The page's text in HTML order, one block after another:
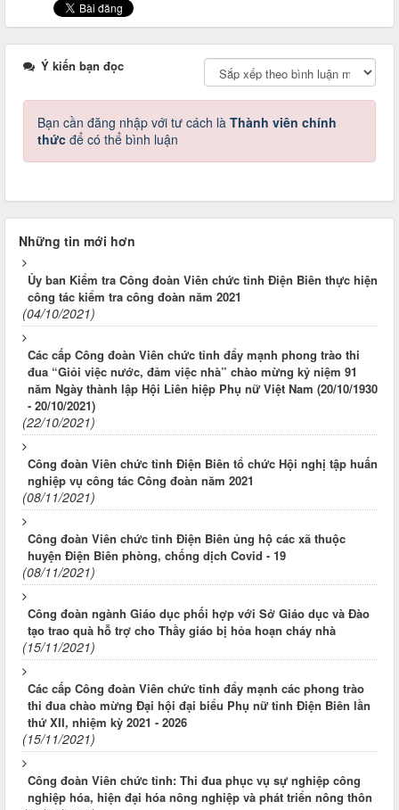
Ý kiến bạn đọc
Bạn cần đăng nhập với tư cách là Thành viên chính
thức để có thể bình luận
Những tin mới hơn
Ủy ban Kiểm tra Công đoàn Viên chức tỉnh Điện Biên thực hiện
công tác kiểm tra công đoàn năm 2021
(04/10/2021)
Các cấp Công đoàn Viên chức tỉnh đẩy mạnh phong trào thi
đua “Giỏi việc nước, đảm việc nhà” chào mừng kỷ niệm 91
năm Ngày thành lập Hội Liên hiệp Phụ nữ Việt Nam (20/10/1930
- 20/10/2021)
(22/10/2021)
Công đoàn Viên chức tỉnh Điện Biên tổ chức Hội nghị tập huấn
nghiệp vụ công tác Công đoàn năm 2021
(08/11/2021)
Công đoàn Viên chức tỉnh Điện Biên ủng hộ các xã thuộc
huyện Điện Biên phòng, chống dịch Covid - 19
(08/11/2021)
Công đoàn ngành Giáo dục phối hợp với Sở Giáo dục và Đào
tạo trao quà hỗ trợ cho Thầy giáo bị hỏa hoạn cháy nhà
(15/11/2021)
Các cấp Công đoàn Viên chức tỉnh đẩy mạnh các phong trào
thi đua chào mừng Đại hội đại biểu Phụ nữ tỉnh Điện Biên lần
thứ XII, nhiệm kỳ 2021 - 2026
(15/11/2021)
Công đoàn Viên chức tỉnh: Thi đua phục vụ sự nghiệp công
nghiệp hóa, hiện đại hóa nông nghiệp và phát triển nông thôn